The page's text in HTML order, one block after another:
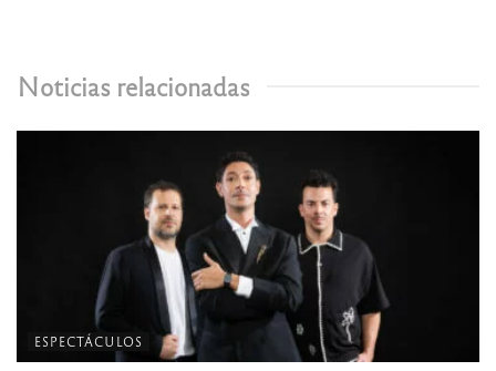
Noticias relacionadas
ESPECTÁCULOS